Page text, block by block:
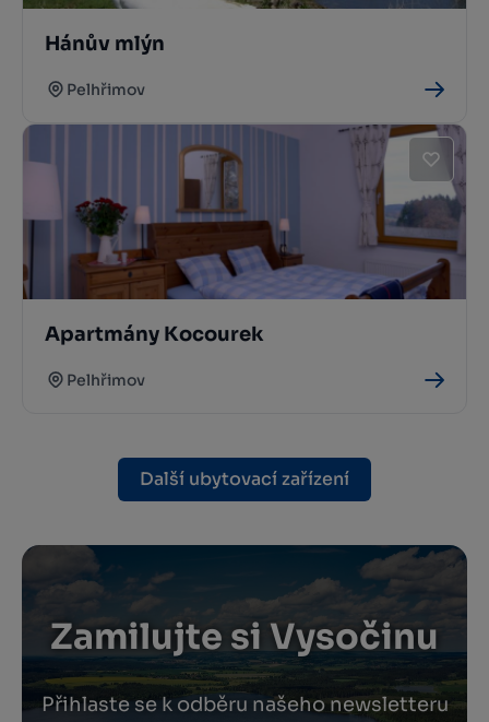
Hánův mlýn
Pelhřimov
Apartmány Kocourek
Pelhřimov
Další ubytovací zařízení
Zamilujte si Vysočinu
Přihlaste se k odběru našeho newsletteru